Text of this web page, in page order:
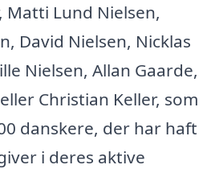
Lund Nielsen,
David Nielsen, Nicklas
Nielsen, Allan Gaarde,
Christian Keller, som
danskere, der har haft
i deres aktive